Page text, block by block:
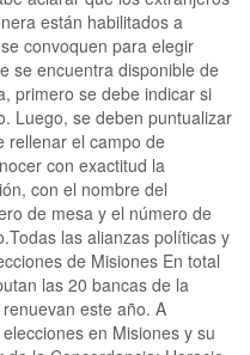
están habilitados a
convoquen para elegir
se encuentra disponible de
primero se debe indicar si
Luego, se deben puntualizar
rellenar el campo de
con exactitud la
con el nombre del
de mesa y el número de
las alianzas políticas y
de Misiones En total
las 20 bancas de la
este año. A
en Misiones y su